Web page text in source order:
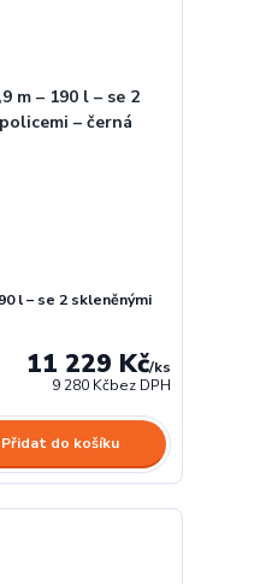
l – se 2 skleněnými
11 229 Kč/ks
9 280 Kčbez DPH
Přidat do košíku